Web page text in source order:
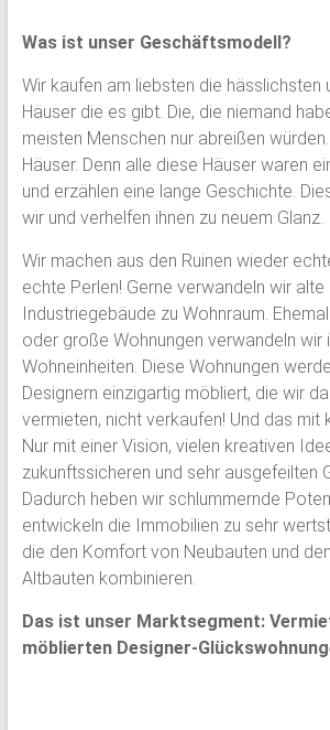
Was ist unser Geschäftsmodell?
Wir kaufen am liebsten die hässlichsten
Häuser die es gibt. Die, die niemand
meisten Menschen nur abreißen
Häuser. Denn alle diese Häuser waren
und erzählen eine lange Geschichte.
wir und verhelfen ihnen zu neuem Glanz.
Wir machen aus den Ruinen wieder
echte Perlen! Gerne verwandeln wir
Industriegebäude zu Wohnraum.
oder große Wohnungen verwandeln wir
Wohneinheiten. Diese Wohnungen
Designern einzigartig möbliert, die wir
vermieten, nicht verkaufen! Und das mit
Nur mit einer Vision, vielen kreativen
zukunftssicheren und sehr ausgefeilten
Dadurch heben wir schlummernde
entwickeln die Immobilien zu sehr
die den Komfort von Neubauten und
Altbauten kombinieren.
Das ist unser Marktsegment:
möblierten Designer-